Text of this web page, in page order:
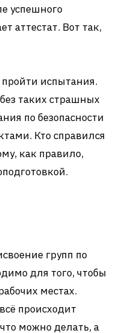
успешного
аттестат. Вот так,
испытания.
таких страшных
по безопасности
Кто справился
как правило,
групп по
для того, чтобы
местах.
происходит
можно делать, а